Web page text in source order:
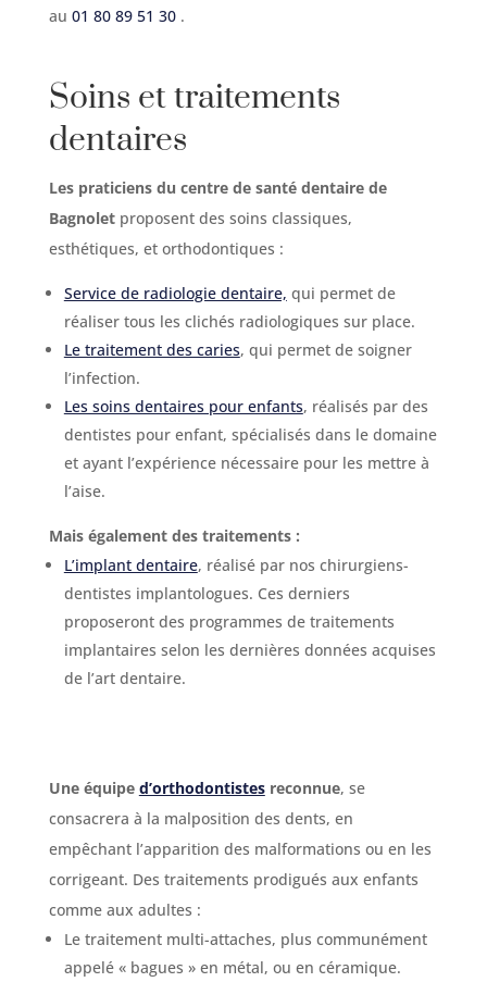
au 01 80 89 51 30 .
Soins et traitements
dentaires
Les praticiens du centre de santé dentaire de
Bagnoletproposent des soins classiques,
esthétiques, et orthodontiques :
Service de radiologie dentaire, qui permet de
réaliser tous les clichés radiologiques sur place.
Le traitement des caries, qui permet de soigner
l’infection.
Les soins dentaires pour enfants, réalisés par des
dentistes pour enfant, spécialisés dans le domaine
et ayant l’expérience nécessaire pour les mettre à
l’aise.
Mais également des traitements :
L’implant dentaire, réalisé par nos chirurgiens-
dentistes implantologues. Ces derniers
proposeront des programmes de traitements
implantaires selon les dernières données acquises
de l’art dentaire.
Une équipe d’orthodontistesreconnue, se
consacrera à la malposition des dents, en
empêchant l’apparition des malformations ou en les
corrigeant. Des traitements prodigués aux enfants
comme aux adultes :
Le traitement multi-attaches, plus communément
appelé « bagues » en métal, ou en céramique.